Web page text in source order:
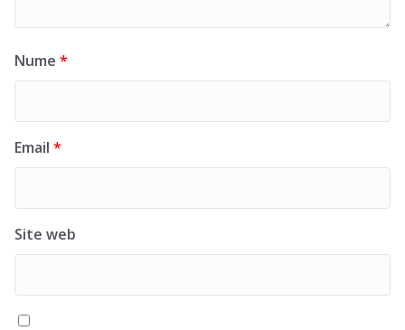
Nume *
Email *
Site web